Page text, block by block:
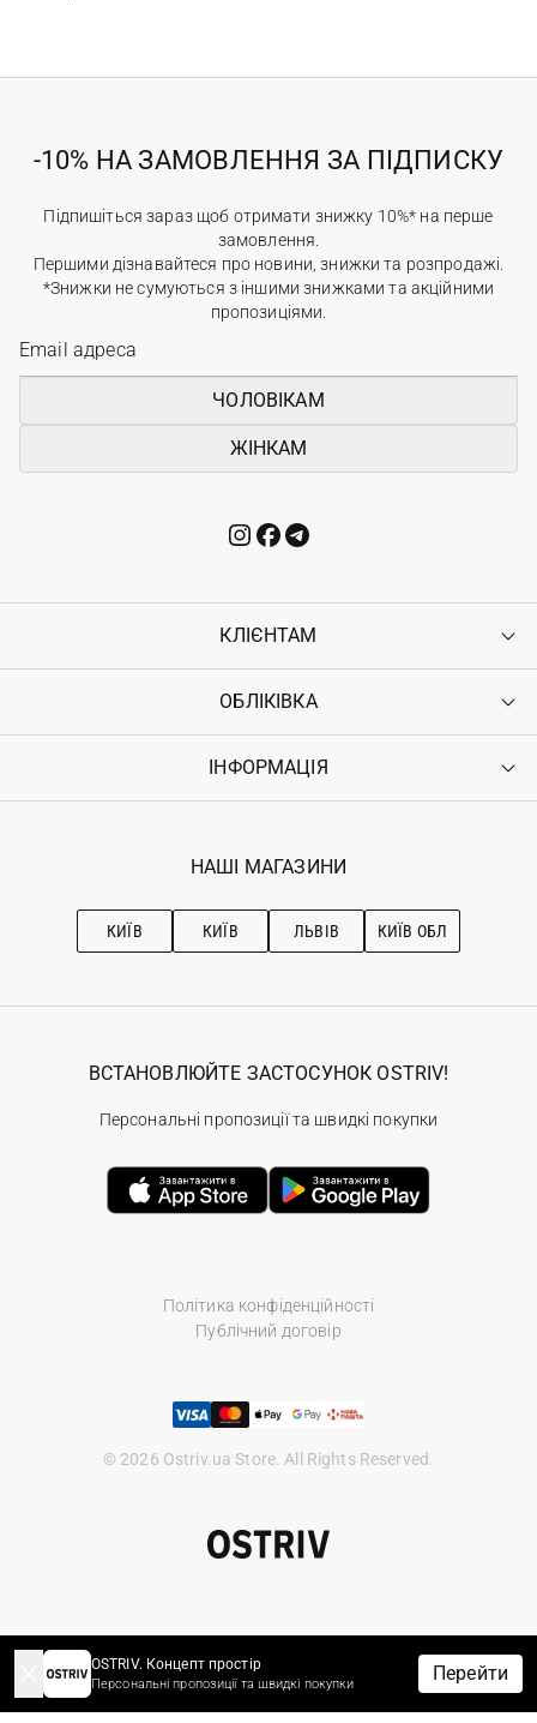
-10% НА ЗАМОВЛЕННЯ ЗА ПІДПИСКУ
Підпишіться зараз щоб отримати знижку 10%* на перше
замовлення.
Першими дізнавайтеся про новини, знижки та розпродажі.
*Знижки не сумуються з іншими знижками та акційними
пропозиціями.
ЧОЛОВІКАМ
ЖІНКАМ
КЛІЄНТАМ
Контакти
Повернення
Гарантія
ОБЛІКІВКА
Увійти
Ostriv Club+
ІНФОРМАЦІЯ
Наші магазини
Рекомендації з догляду
НАШІ МАГАЗИНИ
КИЇВ КИЇВ ЛЬВІВ КИЇВ ОБЛ
Політика конфіденційності
Публічний договір
© 2026 Ostriv.ua Store. All Rights Reserved.
ВСТАНОВЛЮЙТЕ ЗАСТОСУНОК OSTRIV!
Персональні пропозиції та швидкі покупки
OSTRIV. Концепт простір
Персональні пропозиції та швидкі покупки Перейти